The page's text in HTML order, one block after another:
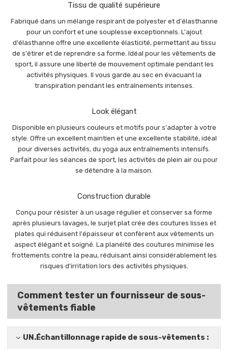
Tissu de qualité supérieure
Fabriqué dans un mélange respirant de polyester et d'élasthanne
pour un confort et une souplesse exceptionnels. L'ajout
d'élasthanne offre une excellente élasticité, permettant au tissu
de s'étirer et de reprendre sa forme. Idéal pour les vêtements de
sport, il assure une liberté de mouvement optimale pendant les
activités physiques. Il vous garde au sec en évacuant la
transpiration pendant les entraînements intenses.
Look élégant
Disponible en plusieurs couleurs et motifs pour s'adapter à votre
style. Offre un excellent maintien et une excellente stabilité, idéal
pour diverses activités, du yoga aux entraînements intensifs.
Parfait pour les séances de sport, les activités de plein air ou pour
se détendre à la maison.
Construction durable
Conçu pour résister à un usage régulier et conserver sa forme
après plusieurs lavages, le surjet plat crée des coutures lisses et
plates qui réduisent l'épaisseur et confèrent aux vêtements un
aspect élégant et soigné. La planéité des coutures minimise les
frottements contre la peau, réduisant ainsi considérablement les
risques d'irritation lors des activités physiques.
Comment tester un fournisseur de sous-
vêtements fiable
UN.Échantillonnage rapide de sous-vêtements :